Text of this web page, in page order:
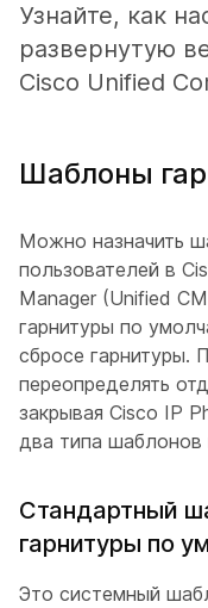
Узнайте, как
развернутую
Cisco Unified
Шаблоны
Можно назначить
пользователей в
Manager (Unified
гарнитуры по
сбросе гарнитуры.
переопределять
закрывая Cisco IP
два типа шаблонов
Стандартный
гарнитуры по
Это системный